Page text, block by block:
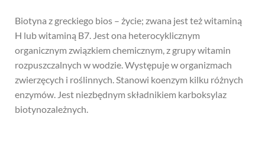
Biotyna z greckiego bios – życie; zwana jest też witaminą
H lub witaminą B7. Jest ona heterocyklicznym
organicznym związkiem chemicznym, z grupy witamin
rozpuszczalnych w wodzie. Występuje w organizmach
zwierzęcych i roślinnych. Stanowi koenzym kilku różnych
enzymów. Jest niezbędnym składnikiem karboksylaz
biotynozależnych.